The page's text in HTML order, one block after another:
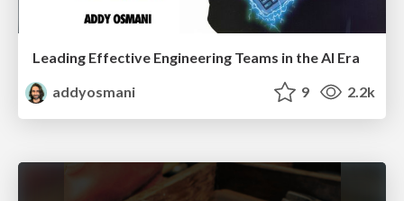
Leading Effective Engineering Teams in the AI Era
addyosmani
9 2.2k